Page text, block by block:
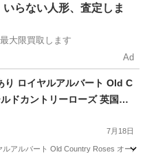
片付け
いらない人形、査定しま
大限買取します
Ad
り ロイヤルアルバート Old C
ドカントリーローズ 英国王
２点まとめ
7月18日
アルバート Old Country Roses オー